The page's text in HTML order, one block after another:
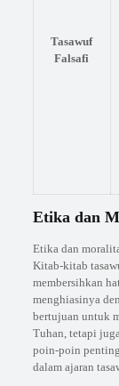
Tasawuf
Falsafi
Etika dan
Etika dan
Kitab-kitab
membersihkan
menghiasinya
bertujuan untuk
Tuhan, tetapi
poin-poin
dalam ajaran